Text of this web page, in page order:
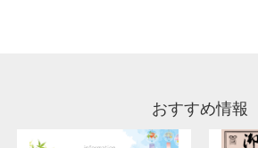
おすすめ情報